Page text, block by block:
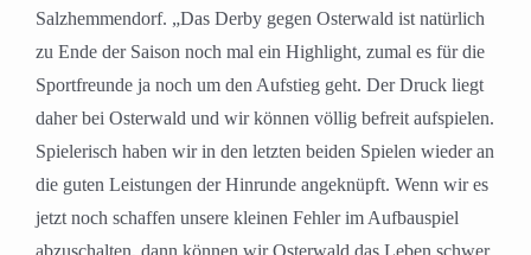
Salzhemmendorf. „Das Derby gegen Osterwald ist natürlich
zu Ende der Saison noch mal ein Highlight, zumal es für die
Sportfreunde ja noch um den Aufstieg geht. Der Druck liegt
daher bei Osterwald und wir können völlig befreit aufspielen.
Spielerisch haben wir in den letzten beiden Spielen wieder an
die guten Leistungen der Hinrunde angeknüpft. Wenn wir es
jetzt noch schaffen unsere kleinen Fehler im Aufbauspiel